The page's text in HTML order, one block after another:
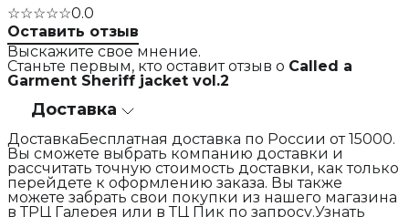
☆☆☆☆☆0.0
Оставить отзыв
Выскажите свое мнение.
Станьте первым, кто оставит отзыв о Called a
Garment Sheriff jacket vol.2
Доставка
ДоставкаБесплатная доставка по России от 15000.
Вы сможете выбрать компанию доставки и
рассчитать точную стоимость доставки, как только
перейдете к оформлению заказа. Вы также
можете забрать свои покупки из нашего магазина
в ТРЦ Галерея или в ТЦ Пик по запросу.Узнать